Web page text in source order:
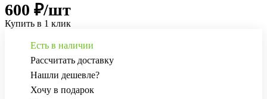
600 ₽/шт
Купить в 1 клик
Есть в наличии
Рассчитать доставку
Нашли дешевле?
Хочу в подарок